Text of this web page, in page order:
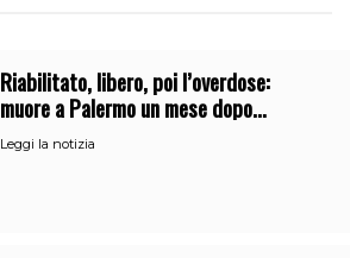
Riabilitato, libero, poi l’overdose:
muore a Palermo un mese dopo
l’uscita dalla comunità
Leggi la notizia